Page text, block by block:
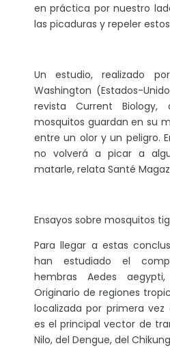
en práctica por nuestro
las picaduras y repeler
Un estudio, realizado
Washington (Estados-
revista Current Biology,
mosquitos guardan en su
entre un olor y un peligro.
no volverá a picar a
matarle, relata Santé
Ensayos sobre mosquitos
Para llegar a estas
han estudiado el
hembras Aedes
Originario de regiones
localizada por primera
es el principal vector de
Nilo, del Dengue, del